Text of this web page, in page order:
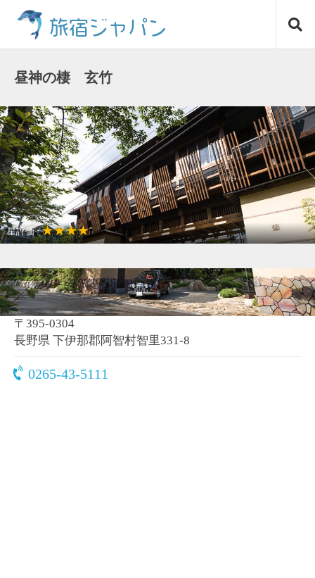
ス
キ
ッ
プ
旅宿ジャパン
昼神の棲 玄竹
星評価 :★★★★
温泉リゾート
〒395-0304
長野県 下伊那郡阿智村智里331-8
0265-43-5111